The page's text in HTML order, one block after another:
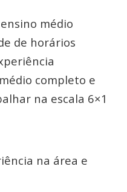
médio
de horários
completo e
na escala 6×1
na área e